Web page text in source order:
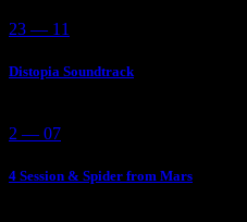
23 — 11
Distopia Soundtrack
2 — 07
4 Session & Spider from Mars